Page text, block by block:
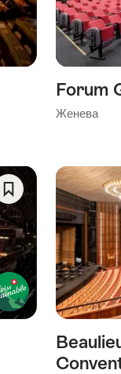
Forum
Женева
Save
As
Favorite